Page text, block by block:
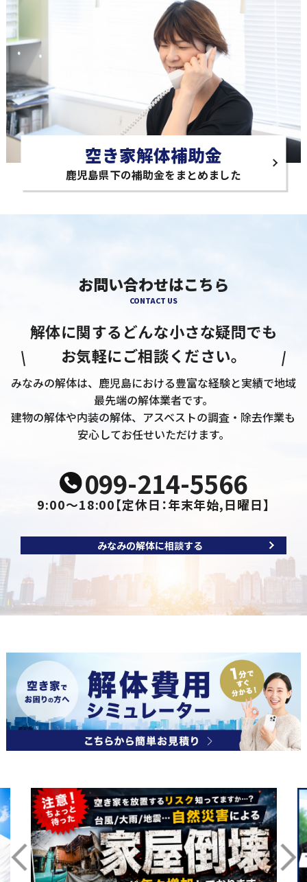
空き家解体補助金
鹿児島県下の補助金をまとめました
お問い合わせはこちら
CONTACT US
解体に関するどんな小さな疑問でも
お気軽にご相談ください。
みなみの解体は、鹿児島における豊富な経験と実績で地域
最先端の解体業者です。
建物の解体や内装の解体、アスベストの調査・除去作業も
安心してお任せいただけます。
099-214-5566
9:00～18:00【定休日：年末年始,日曜日】
みなみの解体に相談する